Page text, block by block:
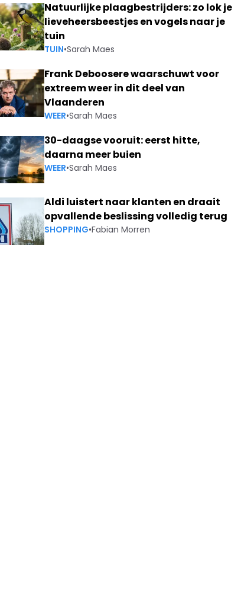
Natuurlijke plaagbestrijders: zo lok je
lieveheersbeestjes en vogels naar je
tuin
TUIN•Sarah Maes
Frank Deboosere waarschuwt voor
extreem weer in dit deel van
Vlaanderen
WEER•Sarah Maes
30-daagse vooruit: eerst hitte,
daarna meer buien
WEER•Sarah Maes
Aldi luistert naar klanten en draait
opvallende beslissing volledig terug
SHOPPING•Fabian Morren